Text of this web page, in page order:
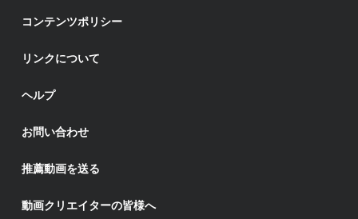
コンテンツポリシー
リンクについて
ヘルプ
お問い合わせ
推薦動画を送る
動画クリエイターの皆様へ